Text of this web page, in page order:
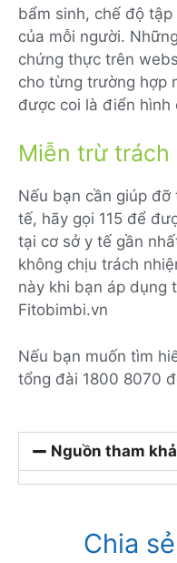
bẩm sinh, chế độ
của mỗi người.
chứng thực trên
cho từng trường hợp
được coi là điển hình
Miễn trừ trách
Nếu bạn cần giúp
tế, hãy gọi 115 để
tại cơ sở y tế gần
không chịu trách
này khi bạn áp dụng
Fitobimbi.vn
Nếu bạn muốn tìm
tổng đài 1800 8070
Nguồn tham
Chia